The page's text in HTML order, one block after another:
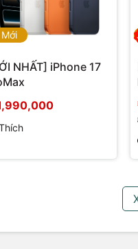
Mới
NHẤT] iPhone 17